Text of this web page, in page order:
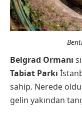
Belgrad Ormanı
Tabiat Parkı
sahip. Nerede
gelin yakından